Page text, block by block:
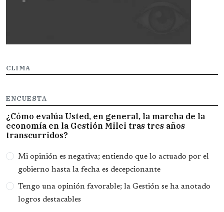
CLIMA
ENCUESTA
¿Cómo evalúa Usted, en general, la marcha de la
economía en la Gestión Milei tras tres años
transcurridos?
Opciones
Mi opinión es negativa; entiendo que lo actuado por el
gobierno hasta la fecha es decepcionante
Tengo una opinión favorable; la Gestión se ha anotado
logros destacables